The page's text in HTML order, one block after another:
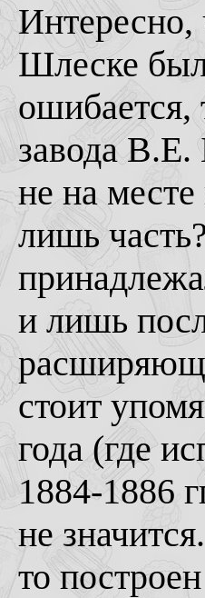
Шлеске был
ошибается,
завода В.Е.
не на месте
лишь
и лишь
стоит
года (где
1884-1886
не
то